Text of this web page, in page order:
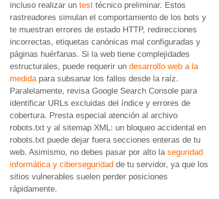
incluso realizar un test técnico preliminar. Estos
rastreadores simulan el comportamiento de los bots y
te muestran errores de estado HTTP, redirecciones
incorrectas, etiquetas canónicas mal configuradas y
páginas huérfanas. Si la web tiene complejidades
estructurales, puede requerir un desarrollo web a la
medidapara subsanar los fallos desde la raíz.
Paralelamente, revisa Google Search Console para
identificar URLs excluidas del índice y errores de
cobertura. Presta especial atención al archivo
robots.txt y al sitemap XML: un bloqueo accidental en
robots.txt puede dejar fuera secciones enteras de tu
web. Asimismo, no debes pasar por alto la seguridad
informática y ciberseguridad de tu servidor, ya que los
sitios vulnerables suelen perder posiciones
rápidamente.